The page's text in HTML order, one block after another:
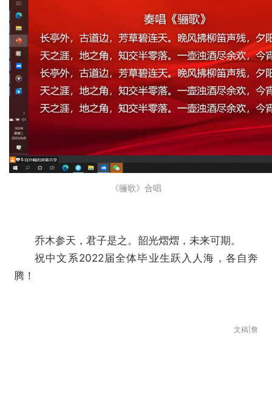
《骊歌》合唱
乔木参天，君子是之。韶光熠熠，未来可期。
祝中文系2022届全体毕业生跃入人海，各自奔
腾！
文稿|詹